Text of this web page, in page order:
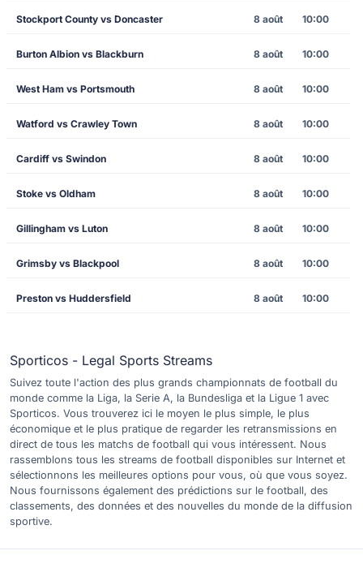
Stockport County vs Doncaster 8 août 10:00
Burton Albion vs Blackburn 8 août 10:00
West Ham vs Portsmouth 8 août 10:00
Watford vs Crawley Town 8 août 10:00
Cardiff vs Swindon 8 août 10:00
Stoke vs Oldham 8 août 10:00
Gillingham vs Luton 8 août 10:00
Grimsby vs Blackpool 8 août 10:00
Preston vs Huddersfield 8 août 10:00
Sporticos - Legal Sports Streams
Suivez toute l'action des plus grands championnats de football du
monde comme la Liga, la Serie A, la Bundesliga et la Ligue 1 avec
Sporticos. Vous trouverez ici le moyen le plus simple, le plus
économique et le plus pratique de regarder les retransmissions en
direct de tous les matchs de football qui vous intéressent. Nous
rassemblons tous les streams de football disponibles sur Internet et
sélectionnons les meilleures options pour vous, où que vous soyez.
Nous fournissons également des prédictions sur le football, des
classements, des données et des nouvelles du monde de la diffusion
sportive.